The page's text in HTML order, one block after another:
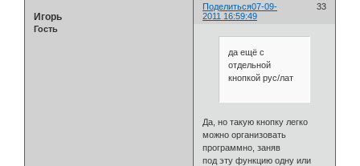
Поделиться 33
07-09-
2011 16:59:49
Игорь
Гость
да ещё с
отдельной
кнопкой рус/лат
Да, но такую кнопку легко
можно организовать
программно, заняв
под эту функцию одну или